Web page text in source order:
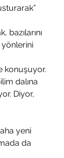
yönlerini
dalına
Diyor,
yeni
da